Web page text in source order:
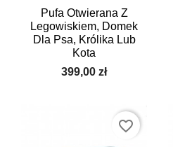
Pufa Otwierana Z
Legowiskiem, Domek
Dla Psa, Królika Lub
Kota
399,00 zł
favorite_border